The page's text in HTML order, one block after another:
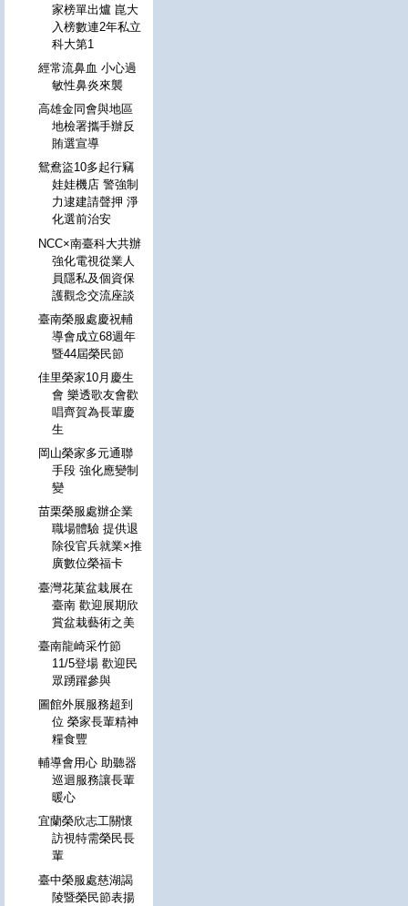
家榜單出爐 崑大
入榜數連2年私立
科大第1
經常流鼻血 小心過
敏性鼻炎來襲
高雄金同會與地區
地檢署攜手辦反
賄選宣導
鴛鴦盜10多起行竊
娃娃機店 警強制
力逮建請聲押 淨
化選前治安
NCC×南臺科大共辦
強化電視從業人
員隱私及個資保
護觀念交流座談
臺南榮服處慶祝輔
導會成立68週年
暨44屆榮民節
佳里榮家10月慶生
會 樂透歌友會歡
唱齊賀為長輩慶
生
岡山榮家多元通聯
手段 強化應變制
變
苗栗榮服處辦企業
職場體驗 提供退
除役官兵就業×推
廣數位榮福卡
臺灣花菓盆栽展在
臺南 歡迎展期欣
賞盆栽藝術之美
臺南龍崎采竹節
11/5登場 歡迎民
眾踴躍參與
圖館外展服務超到
位 榮家長輩精神
糧食豐
輔導會用心 助聽器
巡迴服務讓長輩
暖心
宜蘭榮欣志工關懷
訪視特需榮民長
輩
臺中榮服處慈湖謁
陵暨榮民節表揚